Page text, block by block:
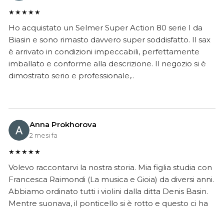
★★★★★
Ho acquistato un Selmer Super Action 80 serie I da
Biasin e sono rimasto davvero super soddisfatto. Il sax
è arrivato in condizioni impeccabili, perfettamente
imballato e conforme alla descrizione. Il negozio si è
dimostrato serio e professionale,..
Anna Prokhorova
2 mesi fa
★★★★★
Volevo raccontarvi la nostra storia. Mia figlia studia con
Francesca Raimondi (La musica e Gioia) da diversi anni.
Abbiamo ordinato tutti i violini dalla ditta Denis Basin.
Mentre suonava, il ponticello si è rotto e questo ci ha